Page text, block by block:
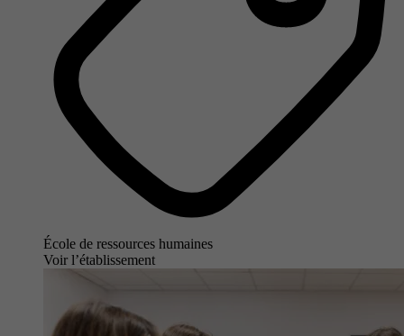
École de ressources humaines
Voir l’établissement